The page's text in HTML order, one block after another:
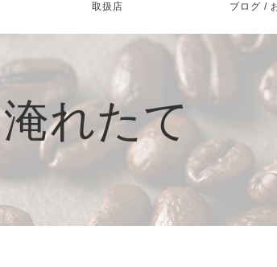
取扱店 ブログ /
淹れたて